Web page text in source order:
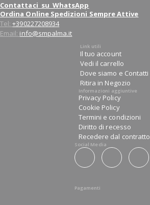
Contattaci su WhatsApp
Ordina Online Spedizioni Sempre Attive
Tel:+390227208934
Email: info@smpalma.it
Link utili
Il tuo account
Vedi il carrello
Dove siamo e Contatti
Ritira in Negozio
Informazioni aggiuntive
Privacy Policy
Cookie Policy
Termini e condizioni
Diritto di recesso
Recedere dal contratto
Social Media
Pagamenti